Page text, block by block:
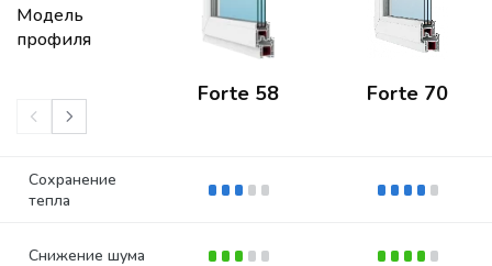
Модель
профиля
Forte 58 Forte 70
Сохранение
тепла
Снижение шума